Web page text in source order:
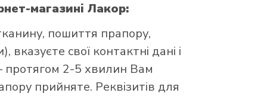
магазині Лакор:
пошиття прапору,
свої контактні дані і
протягом 2-5 хвилин Вам
прийняте. Реквізитів для